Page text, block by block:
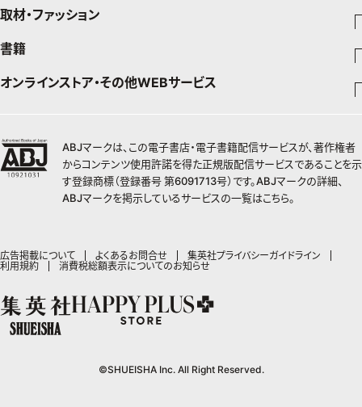
インテリア
料理
チームJマダムメンバー一覧
チームJマダム特集
少年マンガ
Vジャンプ
少年ジャンプ+
ジャンプTOON
ZEBRACK
集英社ジャンプリミックス
青年マンガ
少年ジャンプ+
S-MANGA
集英社ジャンプリミックス
集英社コミック文庫
ヤングジャンプ定期購読デジタル
ヤンジャン！
となりのヤングジャンプ
グランドジャンプ
少女マンガ
ZEBRACK
S-MANGA
集英社コミック文庫
別冊マーガレット
リマコミ
マンガMeets
ジャンプTOON
ZEBRACK
S-MANGA
マンガMee公式サイト
リマコミ
マンガMeets
Cookie
取材・ファッション
ファッション・美容
Seventeen
MAQUIA
SPUR
HAPPY PLUS ONE
MEN'S NON-NO
UOMO
芸能・情報・スポーツ
週プレNEWS
週プレ グラジャパ!
Sportiva
書籍
文芸・文庫・総合
集英社 文芸ステーション
web 集英社文庫
1日5分で、明日は変わる よみタイ yomitai
集英社学芸部 - 学芸・ノンフィクション
集英社ビジネス書
kotoba
情報・知識＆オピニオン imidas
ライトノベル・ノベライズ
集英社オレンジ文庫
JUMP j-BOOKS
集英社Webマガジン コバルト
オンラインストア・その他WEBサービス
OTO
SHUEISHA MANGA-ART HERITAGE
ジャンプキャラクターズストア
LEEマルシェ
eclat premium
mirabella
その他WEBサービス
集英社アドナビ
集英社エディターズ・ラボ
広告掲載について よくあるお問合せ
集英社プライバシーガイドライン
利用規約
消費税総額表示についてのお知らせ
ABJマークは、この電子書店・電子書籍配信サービスが、著作権者
からコンテンツ使用許諾を得た正規版配信サービスであることを示
す登録商標（登録番号 第6091713号）です。ABJマークの詳細、
ABJマークを掲示しているサービスの一覧はこちら。
©SHUEISHA Inc. All Right Reserved.